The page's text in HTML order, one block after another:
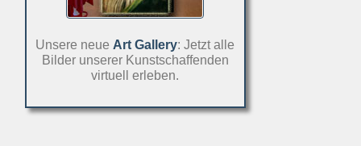
Unsere neue Art Gallery: Jetzt alle
Bilder unserer Kunstschaffenden
virtuell erleben.